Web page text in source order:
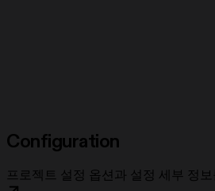
Configuration
프로젝트 설정 옵션과 설정 세부 정